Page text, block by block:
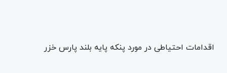
اقدامات احتیاطی در مورد پنکه پایه بلند پارس خزر